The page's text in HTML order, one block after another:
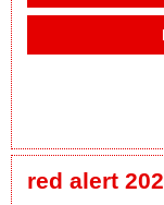
red alert